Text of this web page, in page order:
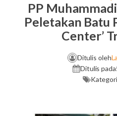
PP
Peletakan Batu
Center’
Ditulis oleh
Ditulis pada